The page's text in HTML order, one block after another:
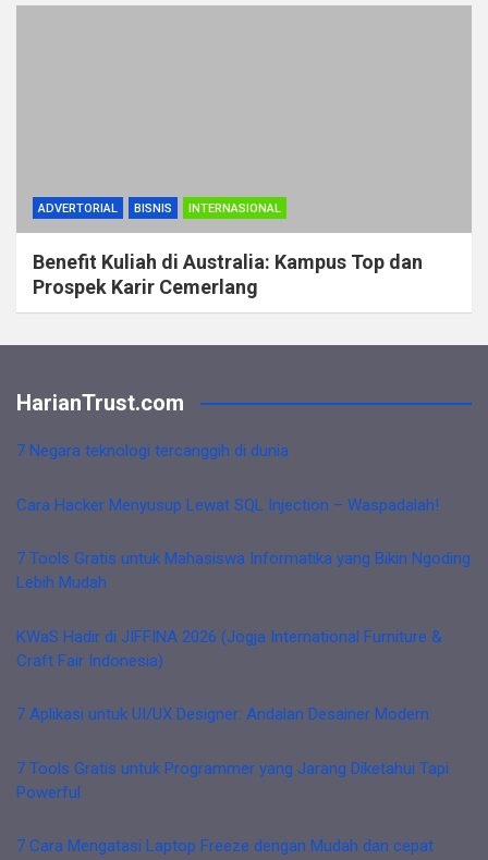
ADVERTORIAL BISNIS INTERNASIONAL
Benefit Kuliah di Australia: Kampus Top dan
Prospek Karir Cemerlang
HarianTrust.com
7 Negara teknologi tercanggih di dunia
Cara Hacker Menyusup Lewat SQL Injection – Waspadalah!
7 Tools Gratis untuk Mahasiswa Informatika yang Bikin Ngoding
Lebih Mudah
KWaS Hadir di JIFFINA 2026 (Jogja International Furniture &
Craft Fair Indonesia)
7 Aplikasi untuk UI/UX Designer: Andalan Desainer Modern
7 Tools Gratis untuk Programmer yang Jarang Diketahui Tapi
Powerful
7 Cara Mengatasi Laptop Freeze dengan Mudah dan cepat